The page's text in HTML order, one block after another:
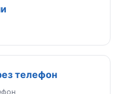
телефон